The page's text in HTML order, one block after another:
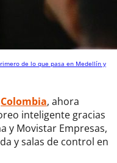
de lo que pasa en Medellín y
Colombia, ahora
inteligente gracias
y Movistar Empresas,
y salas de control en